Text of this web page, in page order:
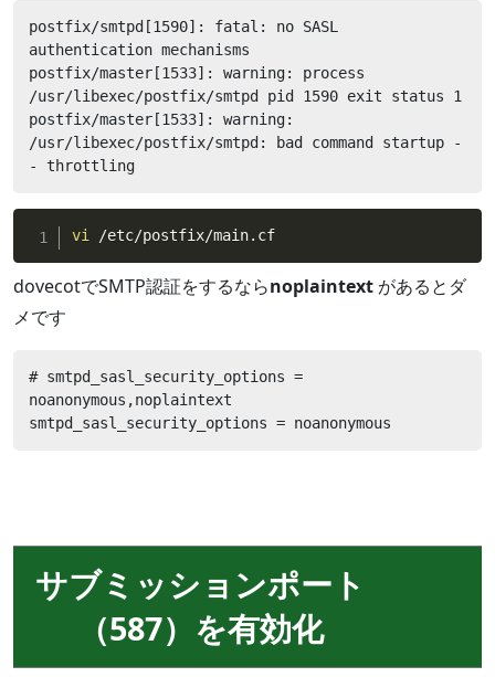
postfix/smtpd[1590]: fatal: no SASL
authentication mechanisms
postfix/master[1533]: warning: process
/usr/libexec/postfix/smtpd pid 1590 exit status 1
postfix/master[1533]: warning:
/usr/libexec/postfix/smtpd: bad command startup -
- throttling
vi /etc/postfix/main.cf
dovecotでSMTP認証をするならnoplaintext があるとダ
メです
# smtpd_sasl_security_options =
noanonymous,noplaintext
smtpd_sasl_security_options = noanonymous
サブミッションポート
（587）を有効化